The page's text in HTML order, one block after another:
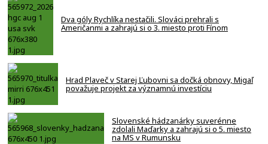
Dva góly Rychlíka nestačili. Slováci prehrali s
Američanmi a zahrajú si o 3. miesto proti Fínom
Hrad Plaveč v Starej Ľubovni sa dočká obnovy, Migaľ
považuje projekt za významnú investíciu
Slovenské hádzanárky suverénne
zdolali Maďarky a zahrajú si o 5. miesto
na MS v Rumunsku